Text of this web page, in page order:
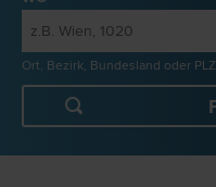
Ort, Bezirk, Bundesland oder PLZ